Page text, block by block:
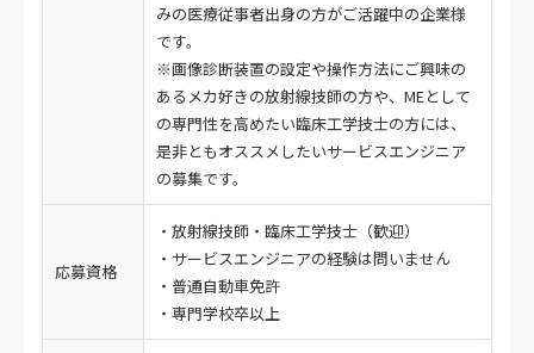
みの医療従事者出身の方がご活躍中の企業様
です。
※画像診断装置の設定や操作方法にご興味の
あるメカ好きの放射線技師の方や、MEとして
の専門性を高めたい臨床工学技士の方には、
是非ともオススメしたいサービスエンジニア
の募集です。
応募資格
・放射線技師・臨床工学技士（歓迎）
・サービスエンジニアの経験は問いません
・普通自動車免許
・専門学校卒以上